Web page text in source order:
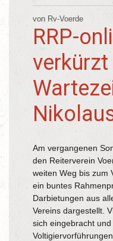
von Rv-Voerde
RRP-
verkürzt
Am vergangenen
den Reiterverein
weiten Weg bis zum
ein buntes
Darbietungen aus
Vereins dargestellt.
sich eingebracht